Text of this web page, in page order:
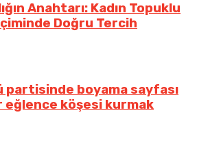
Anahtarı: Kadın Topuklu
Doğru Tercih
partisinde boyama sayfası
eğlence köşesi kurmak